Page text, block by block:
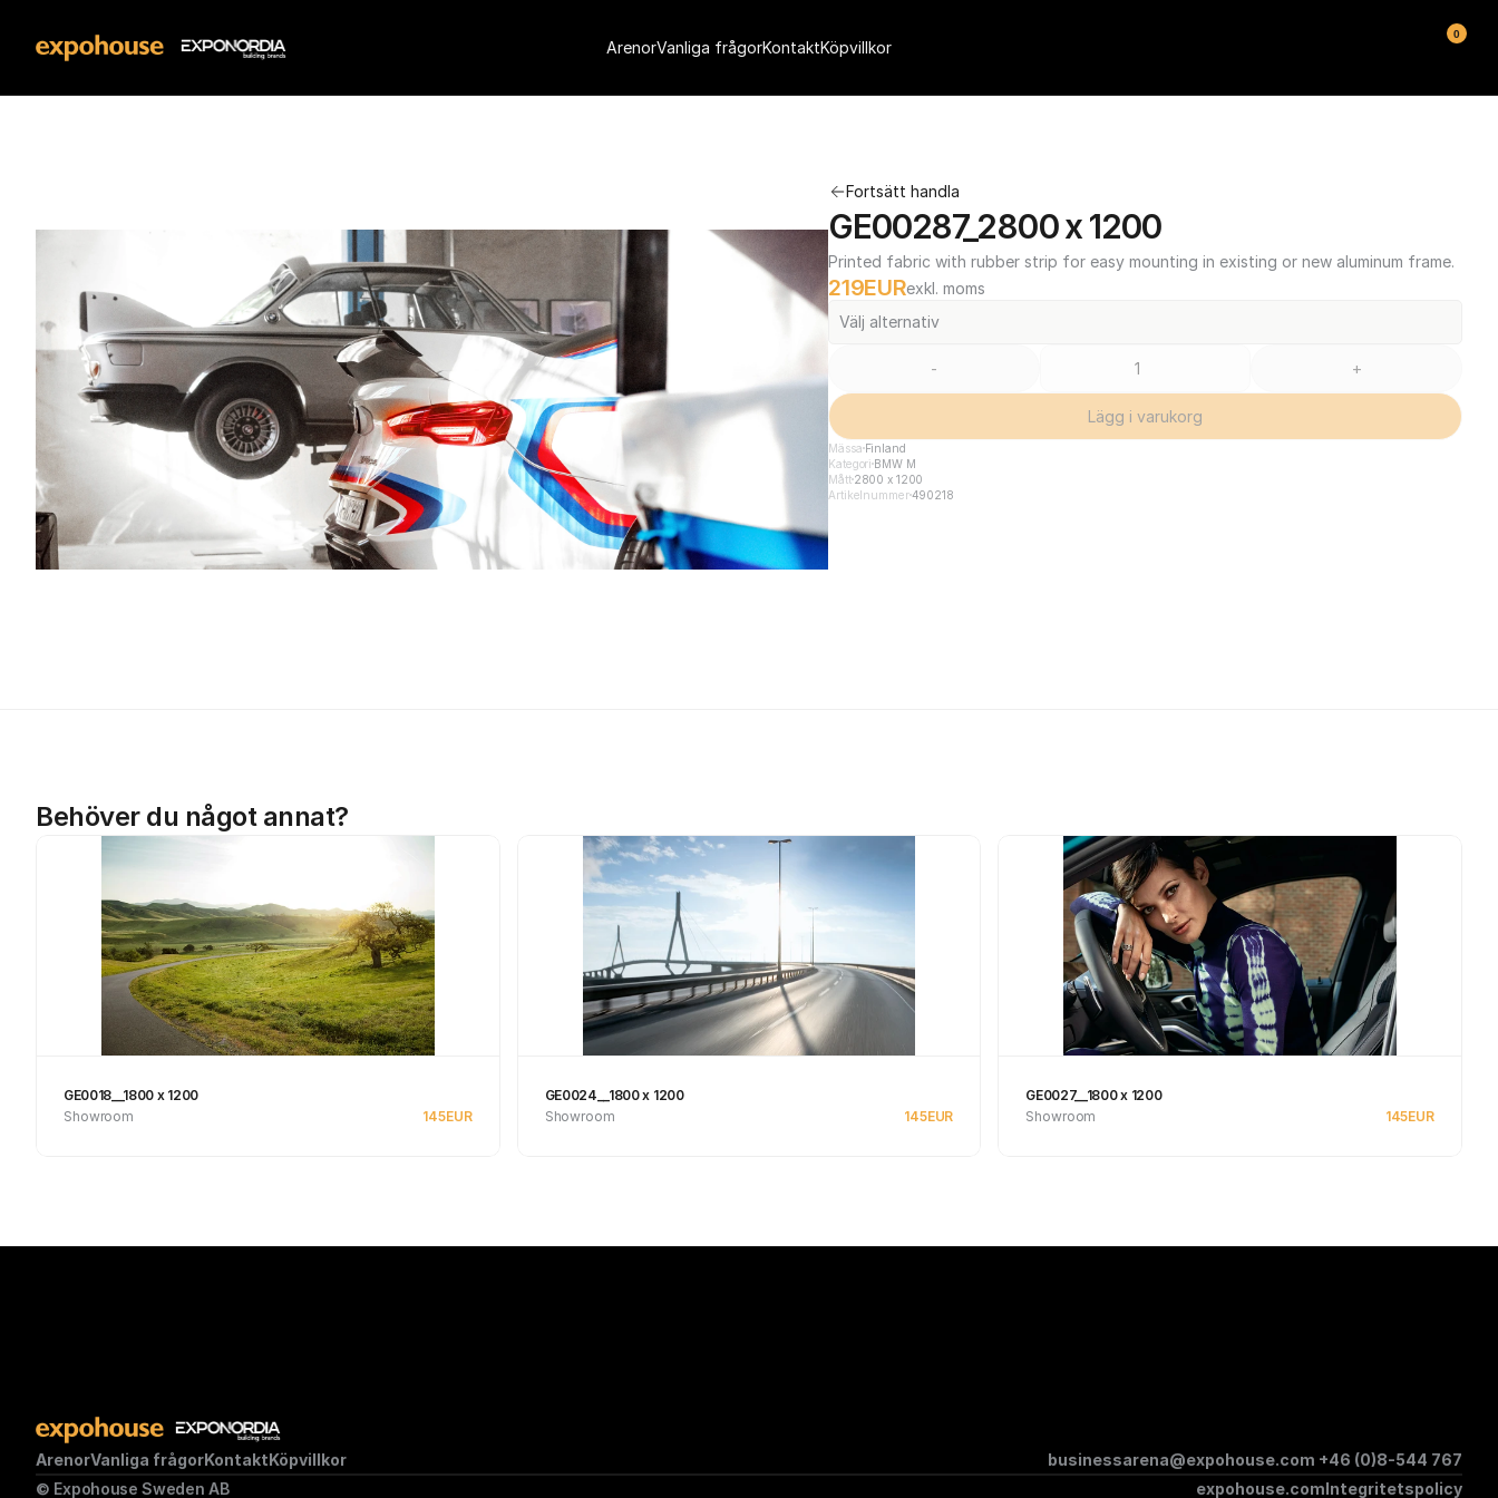
Fortsätt handla
GE00287_2800 x 1200
Printed fabric with rubber strip for easy mounting in existing or new aluminum frame.
219EURexkl. moms
Välj alternativ
- +
Lägg i varukorg
Mässa Finland
Kategori BMW M
Mått2800 x 1200
Artikelnummer490218
Behöver du något annat?
GE0018__1800 x 1200
Showroom
145EUR
GE0024__1800 x 1200
Showroom
145EUR
GE0027__1800 x 1200
Showroom
145EUR
ArenorVanliga frågorKontaktKöpvillkor businessarena@expohouse.com +46 (0)8-544 767
© Expohouse Sweden AB
expohouse.comIntegritetspolicy
ArenorVanliga frågorKontaktKöpvillkor
0